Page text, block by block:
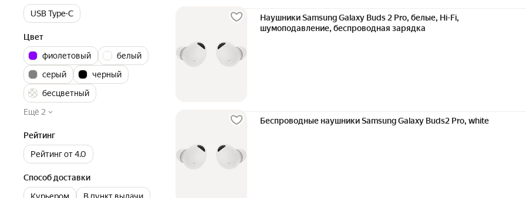
USB Type-C
Цвет
фиолетовый
белый
серый
черный
бесцветный
Ещё 2
Рейтинг
Рейтинг от 4.0
Способ доставки
Наушники Samsung Galaxy Buds 2 Pro, белые, Hi-Fi,
шумоподавление, беспроводная зарядка
Беспроводные наушники Samsung Galaxy Buds2 Pro, white